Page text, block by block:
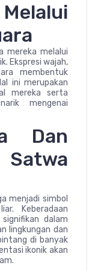
mereka melalui
Ekspresi wajah,
membentuk
ini merupakan
mereka serta
mengenai
Dan
menjadi simbol
Keberadaan
dalam
lingkungan dan
di banyak
ikonik akan